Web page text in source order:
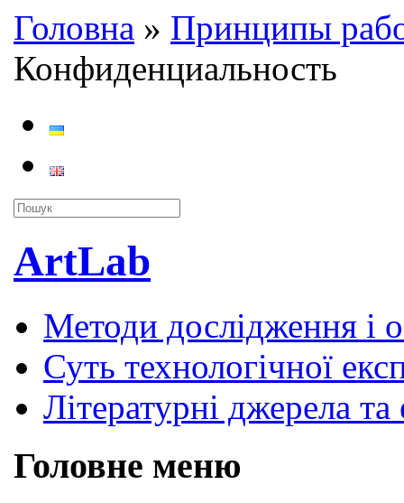
Головна » Принципы
Конфиденциальность
ArtLab
Методи дослідження і
Суть технологічної
Літературні джерела та
Головне меню